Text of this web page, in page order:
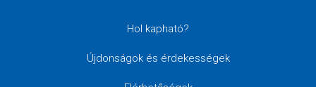
Hol kapható?
Újdonságok és érdekességek